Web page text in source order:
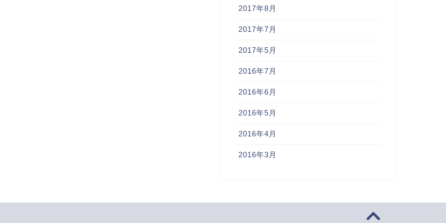
2017年8月
2017年7月
2017年5月
2016年7月
2016年6月
2016年5月
2016年4月
2016年3月